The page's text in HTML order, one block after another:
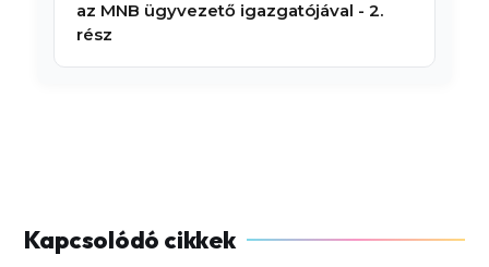
az MNB ügyvezető igazgatójával - 2.
rész